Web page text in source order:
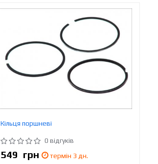
Кільця поршневі
0 відгуків
549 грн
термін 3 дн.